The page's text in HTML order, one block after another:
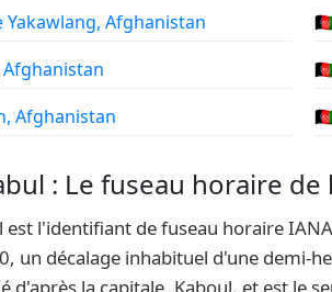
Yakawlang, Afghanistan
Afghanistan
: Le fuseau horaire de
est l'identifiant de fuseau horaire
un décalage inhabituel d'une demi-